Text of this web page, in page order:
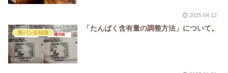
2025.04.12
製パン豆知識
「たんぱく含有量の調整方法」について。